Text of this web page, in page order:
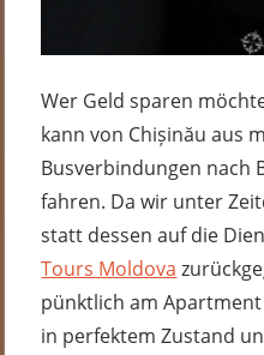
Wer Geld sparen
kann von Chișinău aus
Busverbindungen nach
fahren. Da wir unter
statt dessen auf die
Tours Moldova
pünktlich am
in perfektem Zustand